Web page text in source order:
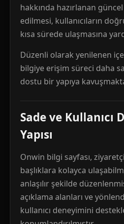
hakkında hazırlanan
edilmesi, kullanıcıların
kısa sürede ulaşmasına
Düzenli olarak yenilenen
bilgiye erişim süreci daha
dostu bir yapıya
Sade ve Kullanıcı
Yapısı
Onwin bilgi sayfası,
başlıklara kolayca
anlaşılır şekilde
açıklama alanları ve
kullanıcı deneyimini